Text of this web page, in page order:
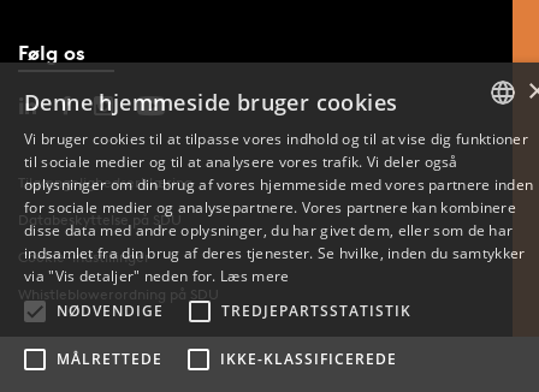
Følg os
Tilgængelighedserklæring
Databeskyttelse på SDU
Cookie-indstillinger
Whistleblowerordning på SDU
ENGLISH
Denne hjemmeside bruger cookies
Vi bruger cookies til at tilpasse vores indhold og til at vise dig funktioner
til sociale medier og til at analysere vores trafik. Vi deler også
oplysninger om din brug af vores hjemmeside med vores partnere inden
for sociale medier og analysepartnere. Vores partnere kan kombinere
disse data med andre oplysninger, du har givet dem, eller som de har
indsamlet fra din brug af deres tjenester. Se hvilke, inden du samtykker
via "Vis detaljer" neden for. Læs mere
NØDVENDIGE
TREDJEPARTSSTATISTIK
MÅLRETTEDE IKKE-KLASSIFICEREDE